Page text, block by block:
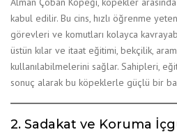
kabul edilir. Bu cins, hızlı öğrenme
görevleri ve komutları kolayca
üstün kılar ve itaat eğitimi, bekçilik,
kullanılabilmelerini sağlar. Sahipleri,
sonuç alarak bu köpeklerle güçlü bir
2. Sadakat ve Koruma